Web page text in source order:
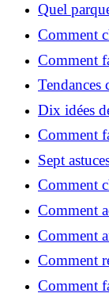
Quel
maison ?
Comment
Grenoble
Comment
hydratant
Tendances
colorés,
Dix idées
chez soi
Comment
une peau
Sept
naturelle
Comment
coulissante
Comment
en hiver ?
Comment
conviviale :
Comment
astuces
Comment